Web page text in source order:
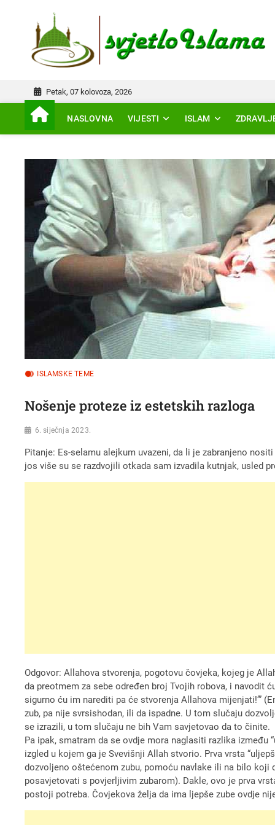
Petak, 07 kolovoza, 2026
NASLOVNA VIJESTI ISLAM
ISLAMSKE TEME
Nošenje proteze iz estetskih razloga
6. siječnja 2023.
Pitanje: Es-selamu alejkum uvazeni, da li je zabranjeno
jos više su se razdvojili otkada sam izvadila kutnjak, usled
Odgovor: Allahova stvorenja, pogotovu čovjeka, kojeg je
da preotmem za sebe određen broj Tvojih robova, i navodit
sigurno ću im narediti pa će stvorenja Allahova mijenjati!’”
zub, pa nije svrsishodan, ili da ispadne. U tom slučaju
se izrazili, u tom slučaju ne bih Vam savjetovao da to činite.
Pa ipak, smatram da se ovdje mora naglasiti razlika
izgled u kojem ga je Svevišnji Allah stvorio. Prva vrsta
dozvoljeno oštećenom zubu, pomoću navlake ili na bilo
posavjetovati s povjerljivim zubarom). Dakle, ovo je prva
postoji potreba. Čovjekova želja da ima ljepše zube ovdje